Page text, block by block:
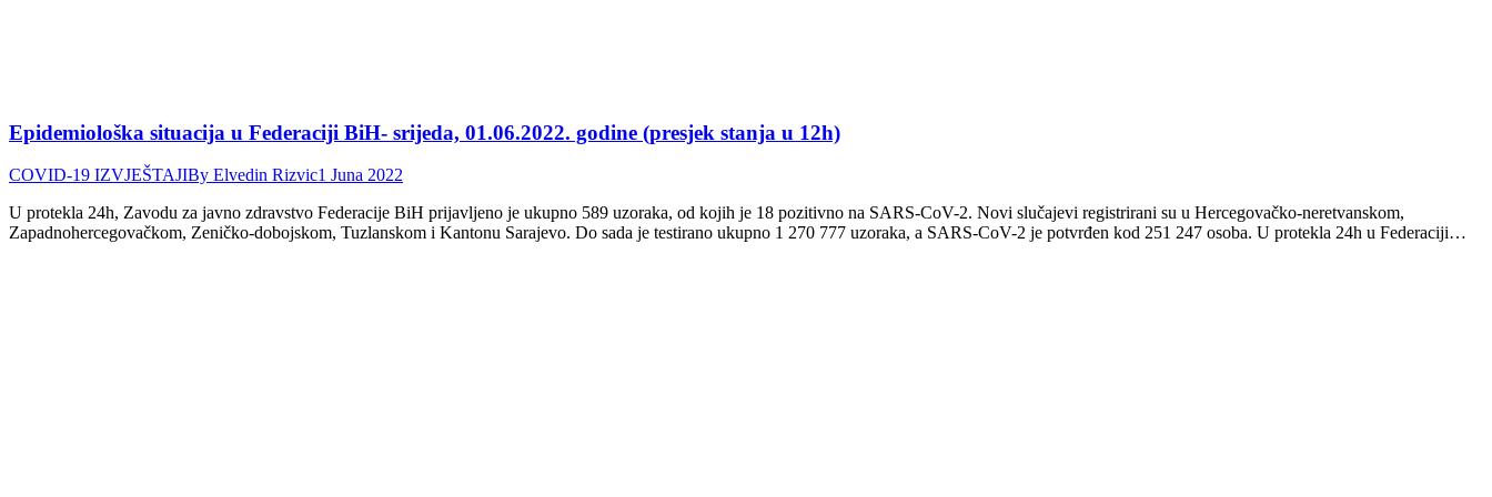
Epidemiološka situacija u Federaciji BiH- srijeda, 01.06.2022. godine (presjek stanja u 12h)
COVID-19 IZVJEŠTAJIBy Elvedin Rizvic1 Juna 2022
U protekla 24h, Zavodu za javno zdravstvo Federacije BiH prijavljeno je ukupno 589 uzoraka, od kojih je 18 pozitivno na SARS-CoV-2. Novi slučajevi registrirani su u Hercegovačko-neretvanskom,
Zapadnohercegovačkom, Zeničko-dobojskom, Tuzlanskom i Kantonu Sarajevo. Do sada je testirano ukupno 1 270 777 uzoraka, a SARS-CoV-2 je potvrđen kod 251 247 osoba. U protekla 24h u Federaciji…